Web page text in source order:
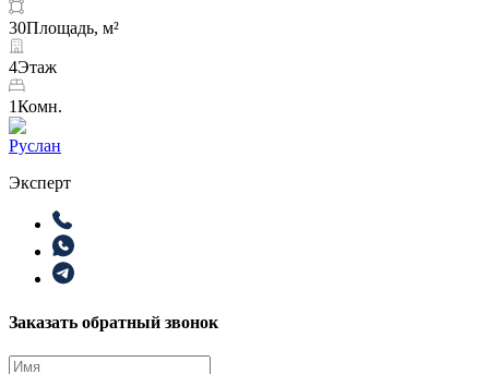
30Площадь, м²
4Этаж
1Комн.
Руслан
Эксперт
Заказать обратный звонок